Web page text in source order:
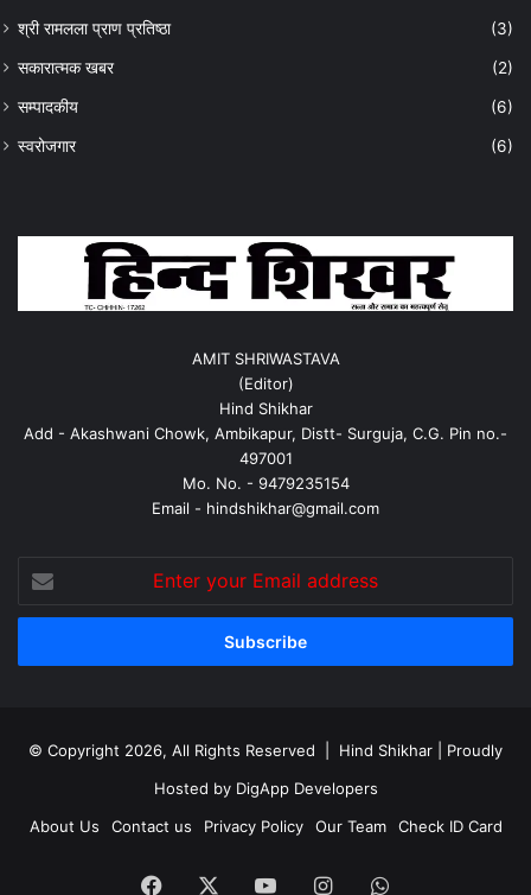
श्री रामलला प्राण प्रतिष्ठा (3)
सकारात्मक खबर (2)
सम्पादकीय (6)
स्वरोजगार (6)
AMIT SHRIWASTAVA
(Editor)
Hind Shikhar
Add - Akashwani Chowk, Ambikapur, Distt- Surguja, C.G. Pin no.-
497001
Mo. No. - 9479235154
Email - hindshikhar@gmail.com
your
Email
© Copyright 2026, All Rights Reserved | Hind Shikhar | Proudly
Hosted by DigApp Developers
About Us
Contact us Privacy Policy Our Team Check ID Card
Facebook YouTubeInstagramWhatsApp